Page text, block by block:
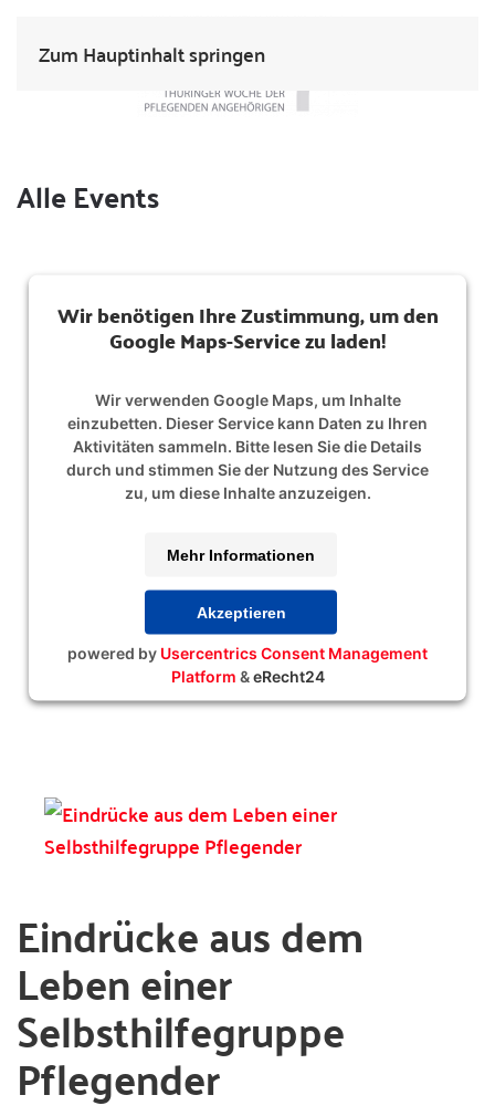
Zum Hauptinhalt springen
Alle Events
Wir benötigen Ihre Zustimmung, um den
Google Maps-Service zu laden!
Wir verwenden Google Maps, um Inhalte
einzubetten. Dieser Service kann Daten zu Ihren
Aktivitäten sammeln. Bitte lesen Sie die Details
durch und stimmen Sie der Nutzung des Service
zu, um diese Inhalte anzuzeigen.
Mehr Informationen
Akzeptieren
powered by Usercentrics Consent Management
Platform &eRecht24
Eindrücke aus dem
Leben einer
Selbsthilfegruppe
Pflegender